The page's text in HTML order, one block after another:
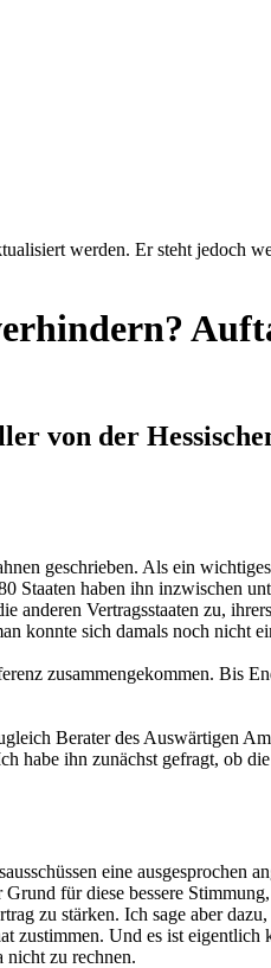
werden. Er steht jedoch
von der
geschrieben. Als ein
Staaten haben ihn inzwischen
anderen Vertragsstaaten zu,
konnte sich damals noch nicht
zusammengekommen. Bis
Berater des Auswärtigen
ihn zunächst gefragt, ob
eine ausgesprochen
für diese bessere
zu stärken. Ich sage aber
zustimmen. Und es ist
nicht zu rechnen.